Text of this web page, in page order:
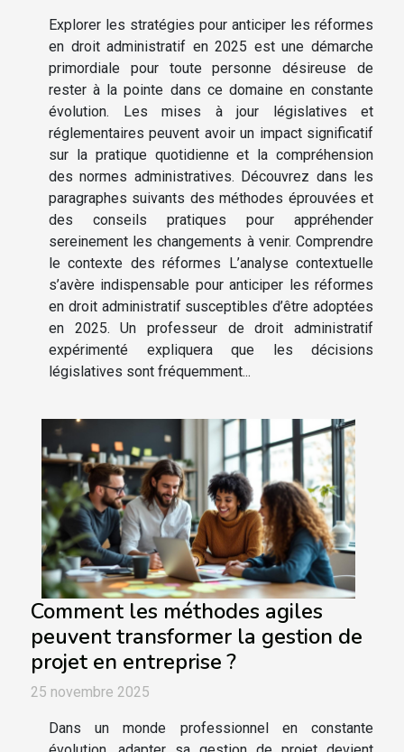
Explorer les stratégies pour anticiper les réformes
en droit administratif en 2025 est une démarche
primordiale pour toute personne désireuse de
rester à la pointe dans ce domaine en constante
évolution. Les mises à jour législatives et
réglementaires peuvent avoir un impact significatif
sur la pratique quotidienne et la compréhension
des normes administratives. Découvrez dans les
paragraphes suivants des méthodes éprouvées et
des conseils pratiques pour appréhender
sereinement les changements à venir. Comprendre
le contexte des réformes L’analyse contextuelle
s’avère indispensable pour anticiper les réformes
en droit administratif susceptibles d’être adoptées
en 2025. Un professeur de droit administratif
expérimenté expliquera que les décisions
législatives sont fréquemment...
Comment les méthodes agiles
peuvent transformer la gestion de
projet en entreprise ?
25 novembre 2025
Dans un monde professionnel en constante